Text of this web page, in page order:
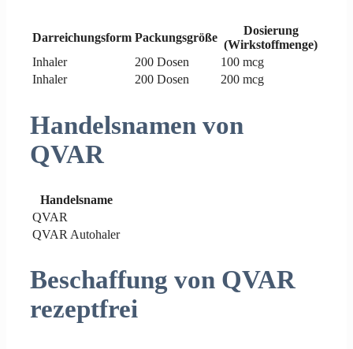
Darreichungsform Packungsgröße
Dosierung
(Wirkstoffmenge)
Inhaler
200 Dosen
100 mcg
Inhaler
200 Dosen 200 mcg
Handelsnamen von
QVAR
Handelsname
QVAR
QVAR Autohaler
Beschaffung von QVAR
rezeptfrei